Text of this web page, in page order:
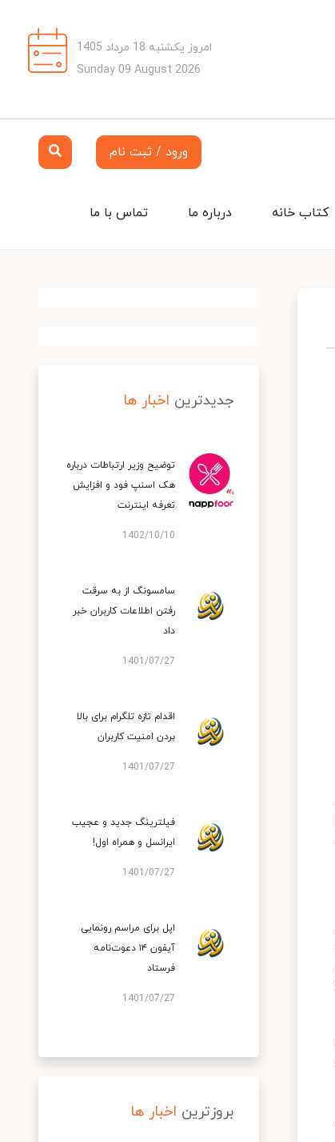
امروز یکشنبه 18 مرداد 1405
Sunday 09 August 2026
ورود / ثبت نام
تماس با ما درباره ما کتاب خانه
جدیدترین اخبار ها
توضیح وزیر ارتباطات درباره
هک اسنپ‌ فود و افزایش
تعرفه اینترنت
1402/10/10
سامسونگ از به سرقت
رفتن اطلاعات کاربران خبر
داد
1401/07/27
اقدام تازه تلگرام برای بالا
بردن امنیت کاربران
1401/07/27
فیلترینگ جدید و عجیب
ایرانسل و همراه اول!
1401/07/27
اپل برای مراسم رونمایی
آیفون ۱۴ دعوت‌نامه
فرستاد
1401/07/27
بروزترین اخبار ها